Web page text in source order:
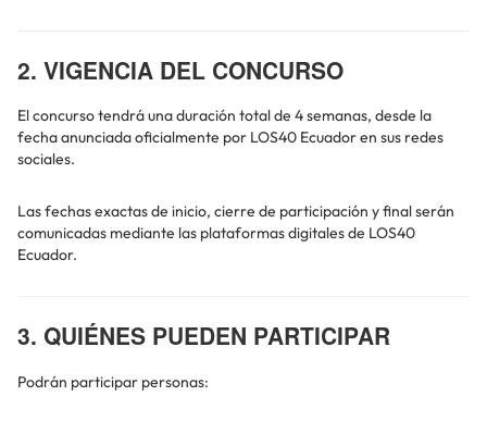
2. VIGENCIA DEL CONCURSO
El concurso tendrá una duración total de 4 semanas, desde la
fecha anunciada oficialmente por LOS40 Ecuador en sus redes
sociales.
Las fechas exactas de inicio, cierre de participación y final serán
comunicadas mediante las plataformas digitales de LOS40
Ecuador.
3. QUIÉNES PUEDEN PARTICIPAR
Podrán participar personas: